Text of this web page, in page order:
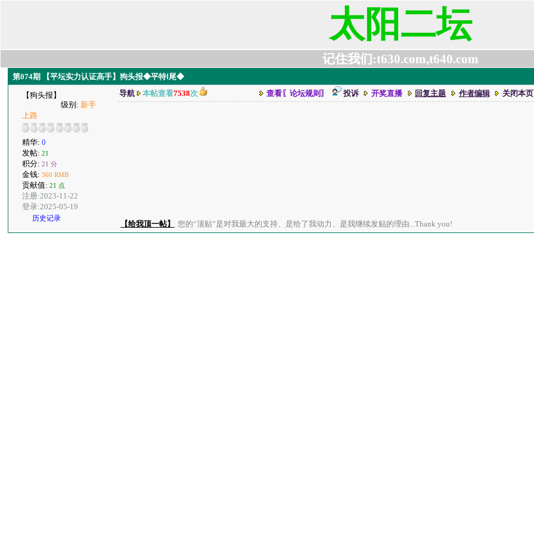
太阳二坛
记住我们:t630.com,t640.com
第074期 【平坛实力认证高手】狗头报◆平特Ⅰ尾◆
【狗头报】
级别: 新手
上路
精华:0
发帖:21
积分:21 分
金钱:360 RMB
贡献值:21 点
注册:2023-11-22
登录:2025-05-19
历史记录
导航 本帖查看7538次 查看〖论坛规则〗 投诉 开奖直播 回复主题 作者编辑 关闭本页
【给我顶一帖】 您的“顶贴”是对我最大的支持、是给了我动力、是我继续发贴的理由...Thank you!